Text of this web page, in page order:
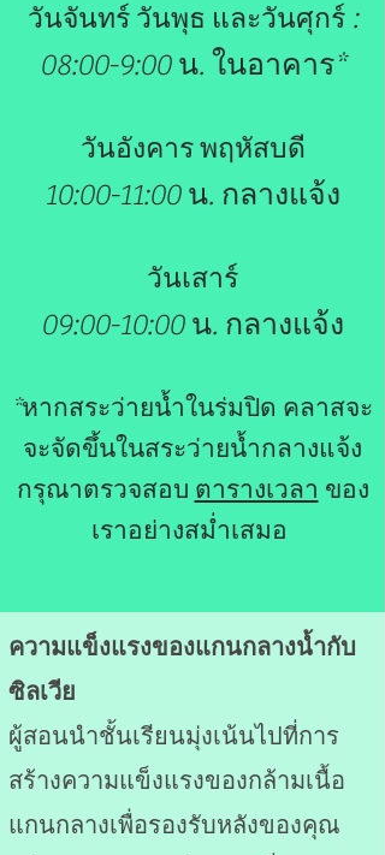
วันจันทร์ วันพุธ และวันศุกร์ :
08:00-9:00 น. ในอาคาร*
วันอังคาร พฤหัสบดี
10:00-11:00 น. กลางแจ้ง
วันเสาร์
09:00-10:00 น. กลางแจ้ง
*หากสระว่ายน้ำในร่มปิด คลาสจะ
จะจัดขึ้นในสระว่ายน้ำกลางแจ้ง
กรุณาตรวจสอบ ตารางเวลา ของ
เราอย่างสม่ำเสมอ
ความแข็งแรงของแกนกลางน้ำกับ
ซิลเวีย
ผู้สอนนำชั้นเรียนมุ่งเน้นไปที่การ
สร้างความแข็งแรงของกล้ามเนื้อ
แกนกลางเพื่อรองรับหลังของคุณ